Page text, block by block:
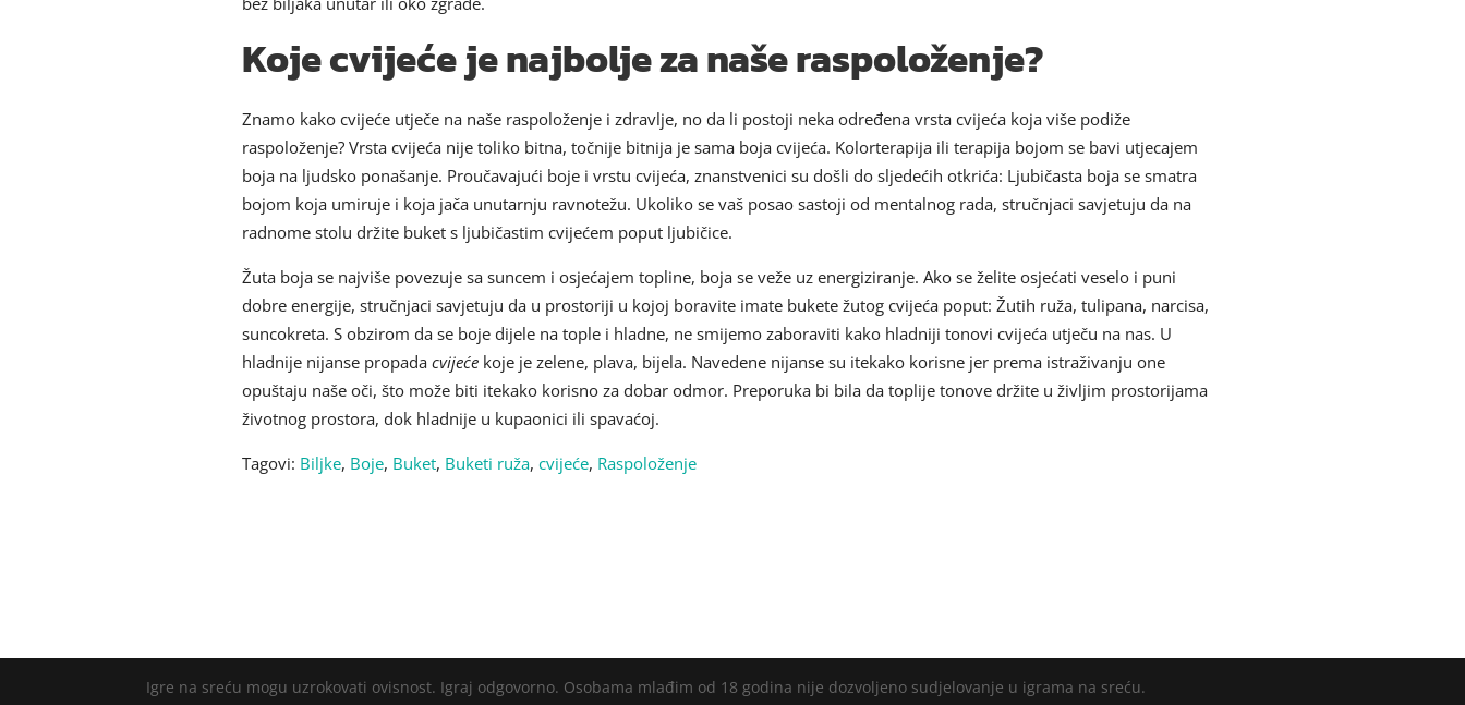
Koje cvijeće je najbolje za naše raspoloženje?
Znamo kako cvijeće utječe na naše raspoloženje i zdravlje, no da li postoji neka određena vrsta cvijeća koja više podiže
raspoloženje? Vrsta cvijeća nije toliko bitna, točnije bitnija je sama boja cvijeća. Kolorterapija ili terapija bojom se bavi utjecajem
boja na ljudsko ponašanje. Proučavajući boje i vrstu cvijeća, znanstvenici su došli do sljedećih otkrića: Ljubičasta boja se smatra
bojom koja umiruje i koja jača unutarnju ravnotežu. Ukoliko se vaš posao sastoji od mentalnog rada, stručnjaci savjetuju da na
radnome stolu držite buket s ljubičastim cvijećem poput ljubičice.
Žuta boja se najviše povezuje sa suncem i osjećajem topline, boja se veže uz energiziranje. Ako se želite osjećati veselo i puni
dobre energije, stručnjaci savjetuju da u prostoriji u kojoj boravite imate bukete žutog cvijeća poput: Žutih ruža, tulipana, narcisa,
suncokreta. S obzirom da se boje dijele na tople i hladne, ne smijemo zaboraviti kako hladniji tonovi cvijeća utječu na nas. U
hladnije nijanse propada cvijeće koje je zelene, plava, bijela. Navedene nijanse su itekako korisne jer prema istraživanju one
opuštaju naše oči, što može biti itekako korisno za dobar odmor. Preporuka bi bila da toplije tonove držite u življim prostorijama
životnog prostora, dok hladnije u kupaonici ili spavaćoj.
Tagovi: Biljke, Boje, Buket, Buketi ruža, cvijeće, Raspoloženje
Igre na sreću mogu uzrokovati ovisnost. Igraj odgovorno. Osobama mlađim od 18 godina nije dozvoljeno sudjelovanje u igrama na sreću.